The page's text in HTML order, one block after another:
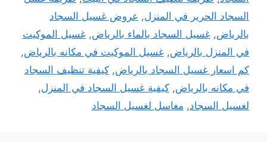
السجاد الحرير في المنزل, عروض غسيل السجاد
بالرياض, غسيل السجاد بالماء بالرياض, غسيل الموكيت
في المنزل بالرياض, غسيل الموكيت في مكانه بالرياض,
كم اسعار غسيل السجاد بالرياض, كيفية تنظيف السجاد
في مكانه بالرياض, كيفية غسيل السجاد في المنزل,
لغسيل السجاد, مغاسل لغسيل السجاد